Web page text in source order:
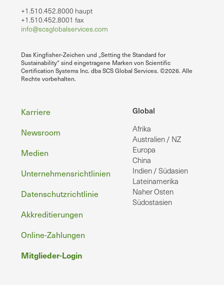
+1.510.452.8000 haupt
+1.510.452.8001 fax
info@scsglobalservices.com
Das Kingfisher-Zeichen und „Setting the Standard for
Sustainability“ sind eingetragene Marken von Scientific
Certification Systems Inc. dba SCS Global Services. ©2026. Alle
Rechte vorbehalten.
Global
Afrika
Australien / NZ
Europa
China
Indien / Südasien
Lateinamerika
Naher Osten
Südostasien
Fußzeile
Karriere
Newsroom
Medien
Unternehmensrichtlinien
Datenschutzrichtlinie
Akkreditierungen
Online-Zahlungen
Mitglieder-Login